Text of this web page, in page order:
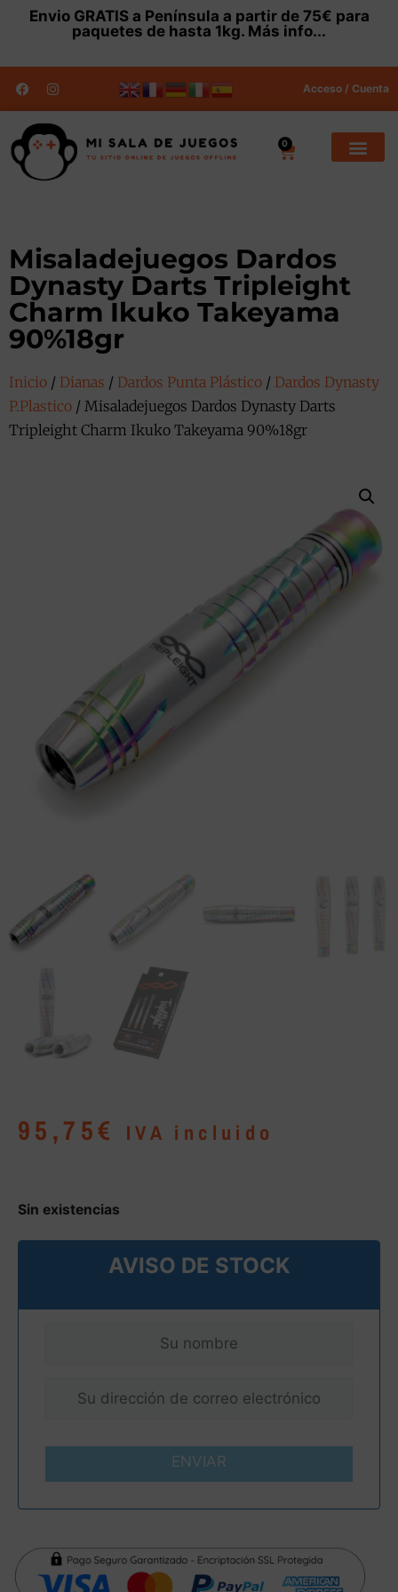
Envio GRATISa Península a partir de 75€ para
paquetes de hasta 1kg. Más info...
Acceso / Cuenta
0
Misaladejuegos Dardos
Dynasty Darts Tripleight
Charm Ikuko Takeyama
90%18gr
Inicio / Dianas / Dardos Punta Plástico / Dardos Dynasty
P.Plastico / Misaladejuegos Dardos Dynasty Darts
Tripleight Charm Ikuko Takeyama 90%18gr
95,75€ IVA incluido
Sin existencias
AVISO DE STOCK
ENVIAR